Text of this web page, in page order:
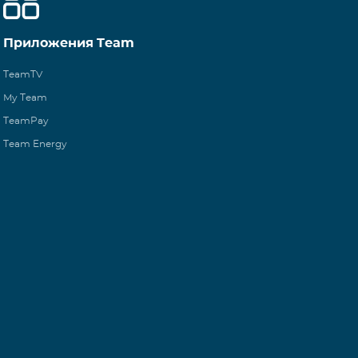
Приложения Team
TeamTV
My Team
TeamPay
Team Energy